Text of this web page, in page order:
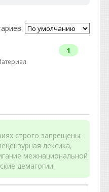
1
строго запрещены:
лексика,
межнациональной
демагогии.